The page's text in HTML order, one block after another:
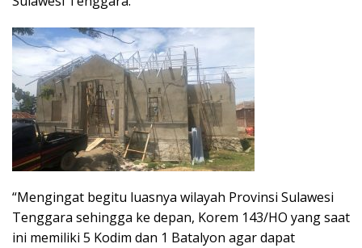
“Mengingat begitu luasnya wilayah Provinsi Sulawesi
Tenggara sehingga ke depan, Korem 143/HO yang saat
ini memiliki 5 Kodim dan 1 Batalyon agar dapat